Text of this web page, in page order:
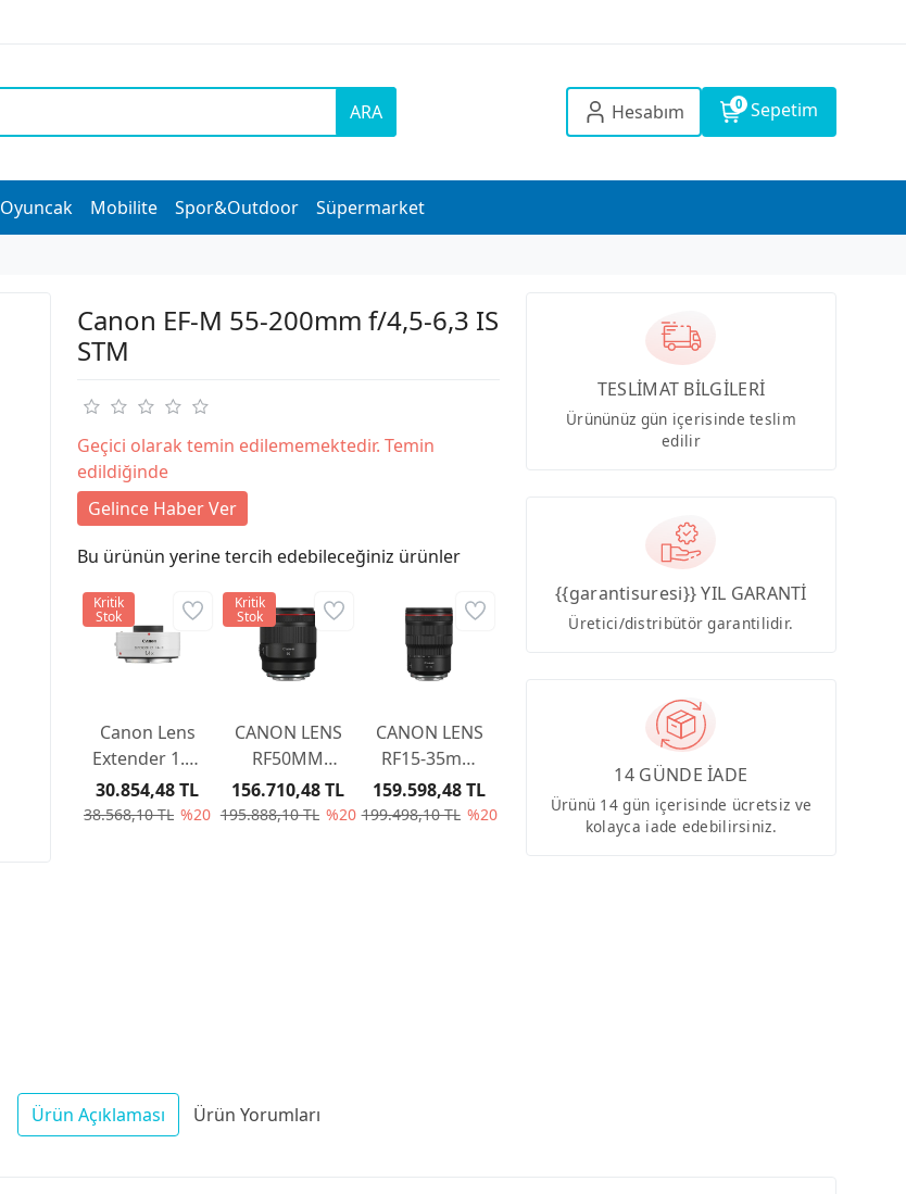
ARA Hesabım 0 Sepetim
Oyuncak Mobilite Spor&Outdoor Süpermarket
Canon EF-M 55-200mm f/4,5-6,3 IS
STM
Geçici olarak temin edilememektedir. Temin
edildiğinde
Gelince Haber Ver
Bu ürünün yerine tercih edebileceğiniz ürünler
Canon Lens
Extender 1.4x
III
38.568,10 TL %20
30.854,48 TL
Kritik
Stok
CANON LENS
RF50MM
F/1.2 L USM
195.888,10 TL %20
156.710,48 TL
Kritik
Stok
CANON LENS
RF15-35mm
F2.8 L IS USM
199.498,10 TL %20
159.598,48 TL
TESLİMAT BİLGİLERİ
Ürününüz gün içerisinde teslim
edilir
{{garantisuresi}} YIL GARANTİ
Üretici/distribütör garantilidir.
14 GÜNDE İADE
Ürünü 14 gün içerisinde ücretsiz ve
kolayca iade edebilirsiniz.
Ürün Açıklaması Ürün Yorumları